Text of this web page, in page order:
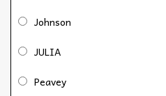
Johnson
JULIA
Peavey